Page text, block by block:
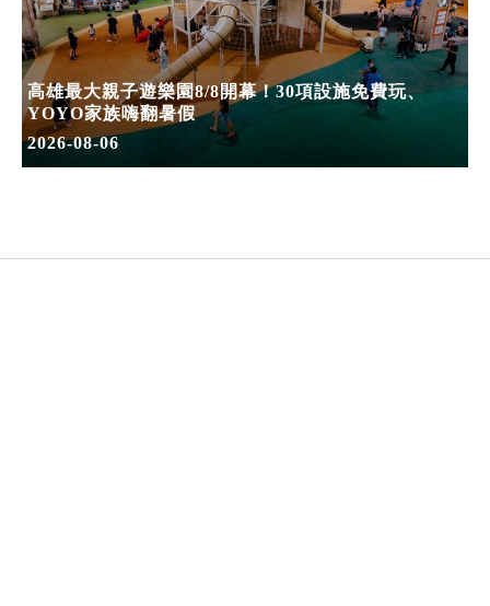
高雄最大親子遊樂園8/8開幕！30項設施免費玩、
YOYO家族嗨翻暑假
2026-08-06